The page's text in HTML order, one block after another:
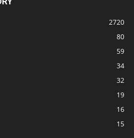
2720
80
59
34
32
19
16
15